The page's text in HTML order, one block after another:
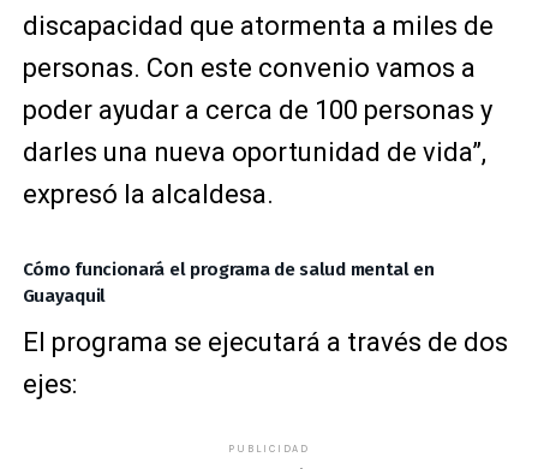
discapacidad que atormenta a miles de
personas. Con este convenio vamos a
poder ayudar a cerca de 100 personas y
darles una nueva oportunidad de vida”,
expresó la alcaldesa.
Cómo funcionará el programa de salud mental en
Guayaquil
El programa se ejecutará a través de dos
ejes:
PUBLICIDAD